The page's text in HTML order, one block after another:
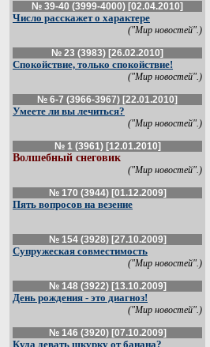
№ 39-40 (3999-4000) [02.04.2010]
Число расскажет о характере
("Мир новостей".)
№ 23 (3983) [26.02.2010]
Спокойствие, только спокойствие!
("Мир новостей".)
№ 6-7 (3966-3967) [22.01.2010]
Умеете ли вы лечиться?
("Мир новостей".)
№ 1 (3961) [12.01.2010]
Волшебный снеговик
("Мир новостей".)
№ 170 (3944) [01.12.2009]
Пять вопросов на везение
№ 154 (3928) [27.10.2009]
Супружеская совместимость
("Мир новостей".)
№ 148 (3922) [13.10.2009]
День рождения - это диагноз!
("Мир новостей".)
№ 146 (3920) [07.10.2009]
Куда девать шкурку от банана?